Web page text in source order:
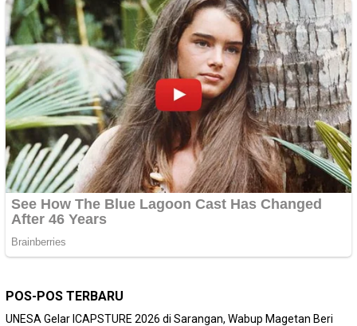
POS-POS TERBARU
‎UNESA Gelar ICAPSTURE 2026 di Sarangan, Wabup Magetan Beri